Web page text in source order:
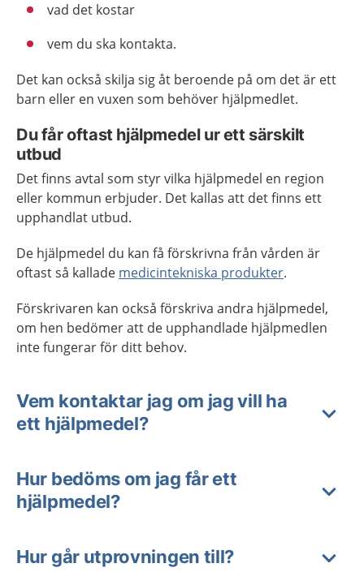
vad det kostar
vem du ska kontakta.
Det kan också skilja sig åt beroende på om det är ett
barn eller en vuxen som behöver hjälpmedlet.
Du får oftast hjälpmedel ur ett särskilt
utbud
Det finns avtal som styr vilka hjälpmedel en region
eller kommun erbjuder. Det kallas att det finns ett
upphandlat utbud.
De hjälpmedel du kan få förskrivna från vården är
oftast så kallade medicintekniska produkter.
Förskrivaren kan också förskriva andra hjälpmedel,
om hen bedömer att de upphandlade hjälpmedlen
inte fungerar för ditt behov.
Vem kontaktar jag om jag vill ha
ett hjälpmedel?
Hur bedöms om jag får ett
hjälpmedel?
Hur går utprovningen till?